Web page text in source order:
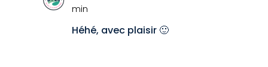
min
Héhé, avec plaisir 🙂